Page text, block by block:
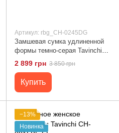
Артикул: rbg_CH-0245DG
Замшевая сумка удлиненной
формы темно-серая Tavinchi
CH-0245DG темно-серый
2 899 грн 3 850 грн
Купить
−13%
Новинка